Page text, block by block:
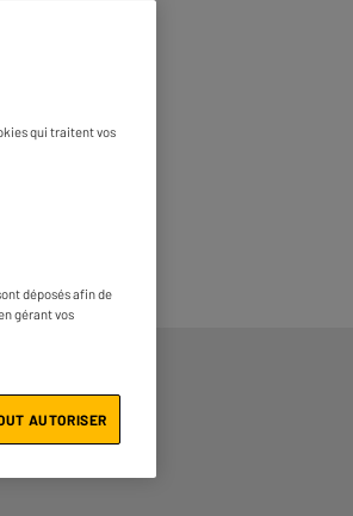
qui traitent vos
déposés afin de
gérant vos
AUTORISER